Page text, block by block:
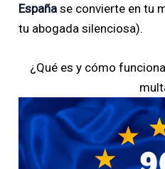
España se convierte en tu
tu abogada silenciosa).
¿Qué es y cómo